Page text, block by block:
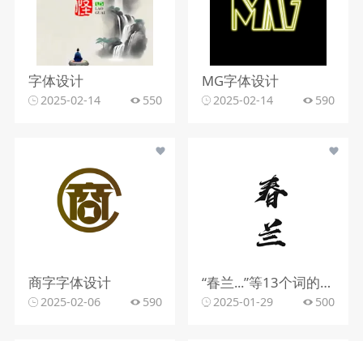
字体设计
2025-02-14 550
MG字体设计
2025-02-14 590
商字字体设计
2025-02-06 590
“春兰...”等13个词的字体设计
2025-01-29 500